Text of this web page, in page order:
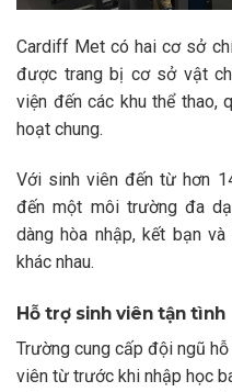
Cardiff Met có hai cơ sở
được trang bị cơ sở vật
viện đến các khu thể thao,
hoạt chung.
Với sinh viên đến từ hơn
đến một môi trường đa
dàng hòa nhập, kết bạn
khác nhau.
Hỗ trợ sinh viên tận tình
Trường cung cấp đội ngũ
viên từ trước khi nhập học